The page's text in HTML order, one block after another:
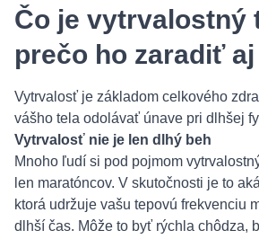
Čo je vytrvalostný
prečo ho zaradiť
Vytrvalosť je základom celkového
vášho tela odolávať únave pri dlhšej
Vytrvalosť nie je len dlhý beh
Mnoho ľudí si pod pojmom
len maratóncov. V skutočnosti je to
ktorá udržuje vašu tepovú frekvenciu
dlhší čas. Môže to byť rýchla chôdza,